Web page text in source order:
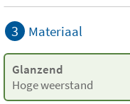
3 Materiaal
Glanzend
Hoge weerstand